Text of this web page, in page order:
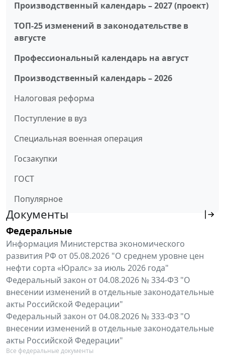
Производственный календарь – 2027 (проект)
ТОП-25 изменений в законодательстве в
августе
Профессиональный календарь на август
Производственный календарь – 2026
Налоговая реформа
Поступление в вуз
Специальная военная операция
Госзакупки
ГОСТ
Популярное
Документы
Федеральные
Информация Министерства экономического
развития РФ от 05.08.2026 "О среднем уровне цен
нефти сорта «Юралс» за июль 2026 года"
Федеральный закон от 04.08.2026 № 334-ФЗ "О
внесении изменений в отдельные законодательные
акты Российской Федерации"
Федеральный закон от 04.08.2026 № 333-ФЗ "О
внесении изменений в отдельные законодательные
акты Российской Федерации"
Все федеральные документы